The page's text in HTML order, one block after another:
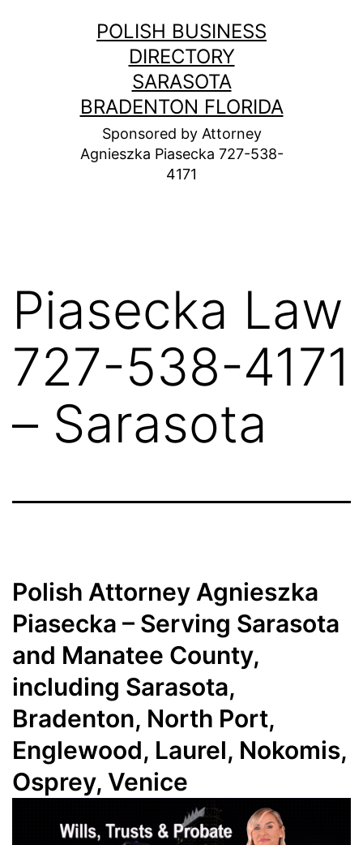
POLISH BUSINESS
DIRECTORY
SARASOTA
BRADENTON FLORIDA
Sponsored by Attorney
Agnieszka Piasecka 727-538-
4171
Piasecka Law
727-538-4171
– Sarasota
Polish Attorney Agnieszka
Piasecka – Serving Sarasota
and Manatee County,
including Sarasota,
Bradenton, North Port,
Englewood, Laurel, Nokomis,
Osprey, Venice